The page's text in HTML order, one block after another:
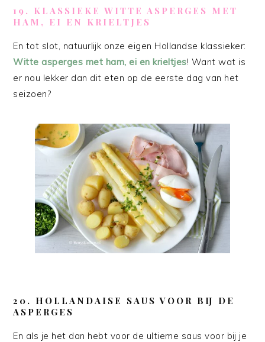
19. KLASSIEKE WITTE ASPERGES MET
HAM, EI EN KRIELTJES
En tot slot, natuurlijk onze eigen Hollandse klassieker:
Witte asperges met ham, ei en krieltjes! Want wat is
er nou lekker dan dit eten op de eerste dag van het
seizoen?
20. HOLLANDAISE SAUS VOOR BIJ DE
ASPERGES
En als je het dan hebt voor de ultieme saus voor bij je